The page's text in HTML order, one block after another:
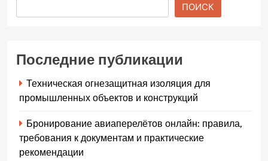
ПОИСК
Последние публикации
Техническая огнезащитная изоляция для
промышленных объектов и конструкций
Бронирование авиаперелётов онлайн: правила,
требования к документам и практические
рекомендации